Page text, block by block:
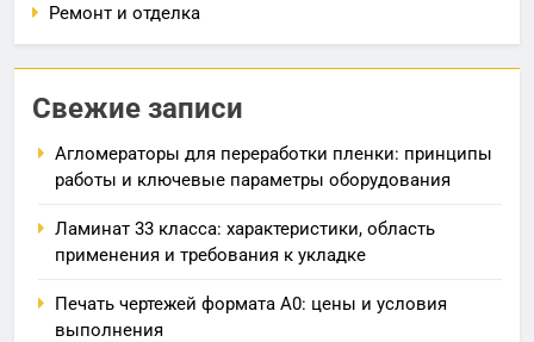
Ремонт и отделка
Свежие записи
Агломераторы для переработки пленки: принципы
работы и ключевые параметры оборудования
Ламинат 33 класса: характеристики, область
применения и требования к укладке
Печать чертежей формата А0: цены и условия
выполнения